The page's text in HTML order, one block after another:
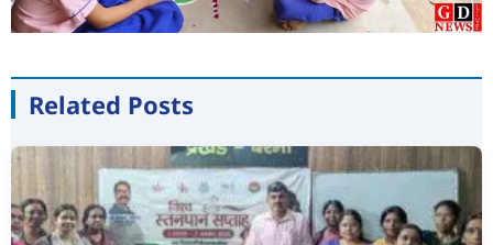
Related Posts